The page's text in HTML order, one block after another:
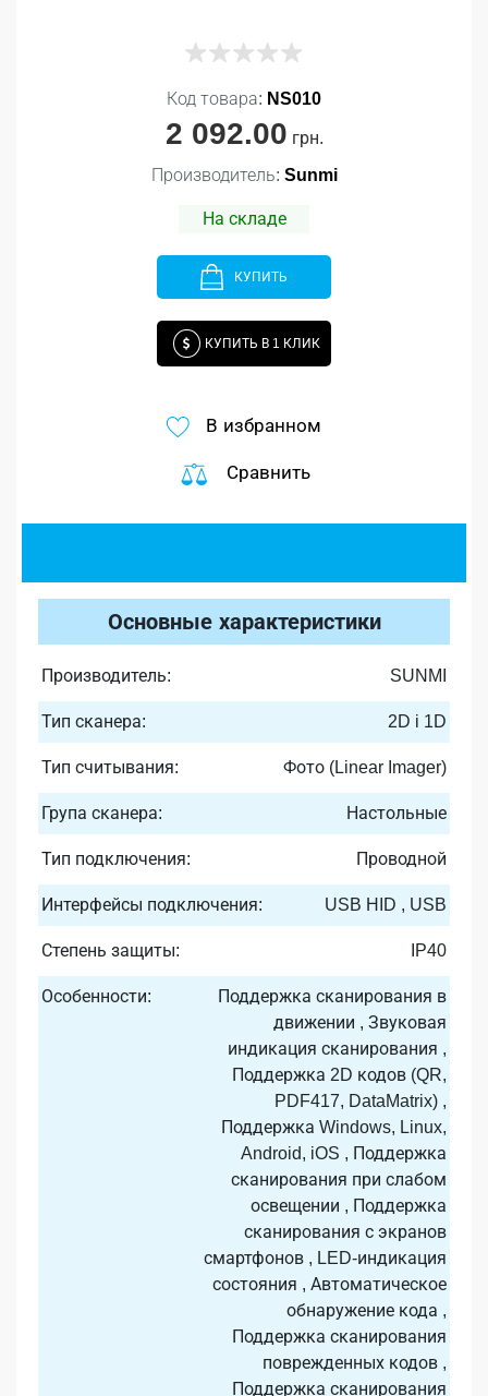
Код товара: NS010
2 092.00 грн.
Производитель: Sunmi
На складе
КУПИТЬ
КУПИТЬ В 1 КЛИК
В избранном
Сравнить
Основные характеристики
Производитель: SUNMI
Тип сканера: 2D i 1D
Тип считывания: Фото (Linear Imager)
Група сканера: Настольные
Тип подключения: Проводной
Интерфейсы подключения: USB HID , USB
Степень защиты: IP40
Особенности:
Поддержка сканирования в
движении , Звуковая
индикация сканирования ,
Поддержка 2D кодов (QR,
PDF417, DataMatrix) ,
Поддержка Windows, Linux,
Android, iOS , Поддержка
сканирования при слабом
освещении , Поддержка
сканирования с экранов
смартфонов , LED-индикация
состояния , Автоматическое
обнаружение кода ,
Поддержка сканирования
поврежденных кодов ,
Поддержка сканирования